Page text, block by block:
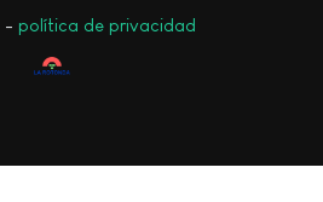
- política de privacidad